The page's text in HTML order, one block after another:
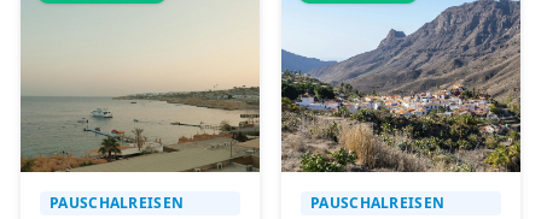
PAUSCHALREISEN PAUSCHALREISEN